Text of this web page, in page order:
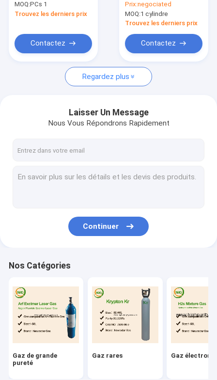
Demande de soumission
Gaz de grande pureté
Gaz organiques
Gaz isotopiques
Équipement de gaz de spécialité
mélange de XeF KrF
NeF pour industriel
MOQ:PCs 1
Trouvez les derniers prix
Contactez
pour la machine de
laser sur des
cristallins
Prix:negociated
MOQ:1 cylindre
Trouvez les derniers prix
Contactez
Regardez plus
Laisser Un Message
Nous Vous Répondrons Rapidement
Continuer
Nos Catégories
Gaz de grande
pureté
Gaz rares Gaz